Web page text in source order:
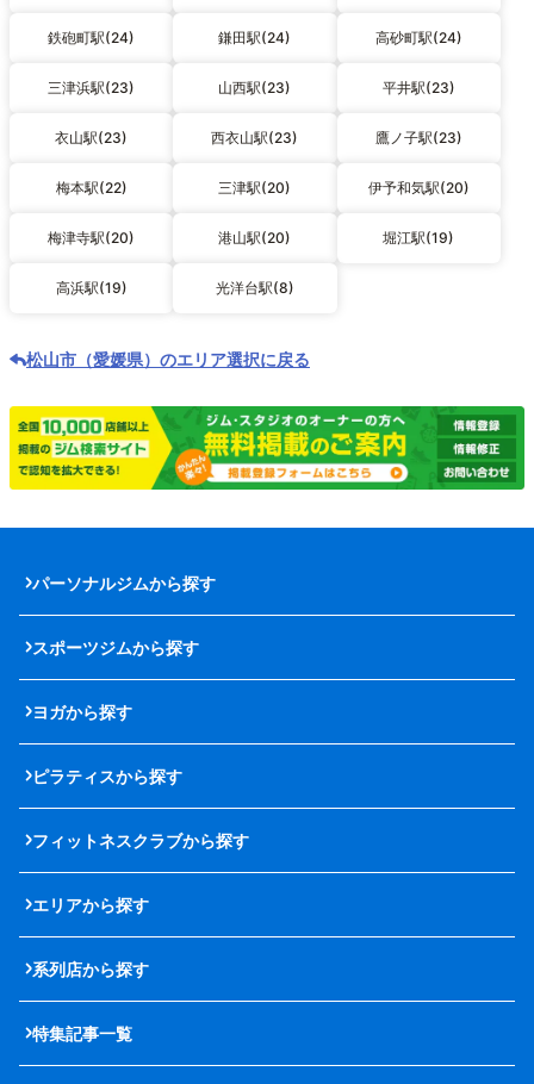
鉄砲町駅(24) 鎌田駅(24) 高砂町駅(24)
三津浜駅(23) 山西駅(23) 平井駅(23)
衣山駅(23) 西衣山駅(23) 鷹ノ子駅(23)
梅本駅(22) 三津駅(20) 伊予和気駅(20)
梅津寺駅(20) 港山駅(20) 堀江駅(19)
高浜駅(19) 光洋台駅(8)
松山市（愛媛県）のエリア選択に戻る
パーソナルジムから探す
スポーツジムから探す
ヨガから探す
ピラティスから探す
フィットネスクラブから探す
エリアから探す
系列店から探す
特集記事一覧